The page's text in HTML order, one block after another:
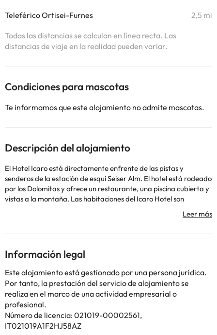
Teleférico Ortisei-Furnes 2,5 mi
Todas las distancias se calculan en línea recta. Las
distancias de viaje en la realidad pueden variar.
Condiciones para mascotas
Te informamos que este alojamiento no admite mascotas.
Descripción del alojamiento
El Hotel Icaro está directamente enfrente de las pistas y
senderos de la estación de esquí Seiser Alm. El hotel está rodeado
por los Dolomitas y ofrece un restaurante, una piscina cubierta y
vistas a la montaña. Las habitaciones del Icaro Hotel son
luminosas y cuentan con un balcón con vistas panorámicas de los
comidas del Tirol del Sur. El desayuno bufé del Icaro Hotel incluye
pastas italianas caseras. Las pistas de esquí Alpe di Siusi están a
sólo 10 minutos a pie del Icaro. La estación de esquí Seiser Alm
cuenta con más de 23 remontes y 60 km de pistas de esquí y de
esquí a campo traviesa.
El hotel está situado en el parque vida salvaje de Schlern. Según
la ley italiana se prohíbe el uso de vehículos en el parque. Sin
embargo los huéspedes pueden acceder al hotel con un permiso
que se puede obtener en la oficina forestal San Valentin en la
Información legal
Este alojamiento está gestionado por una persona jurídica.
Por tanto, la prestación del servicio de alojamiento se
realiza en el marco de una actividad empresarial o
profesional.
Número de licencia: 021019-00002561,
IT021019A1F2HJ58AZ